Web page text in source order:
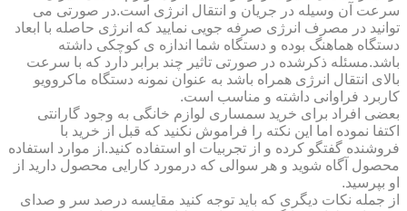
سرعت آن وسیله در جریان و انتقال انرژی است.در صورتی می
توانید در مصرف انرژی صرفه جویی نمایید که انرژی حاصله با ابعاد
دستگاه هماهنگ بوده و دستگاه شما اندازه ی کوچکی داشته
باشد.مسئله ذکرشده در صورتی تاثیر چند برابر دارد که با سرعت
بالای انتقال انرژی همراه باشد به عنوان نمونه دستگاه ماکروویو
کاربرد فراوانی داشته و مناسب است.
بعضی افراد برای خرید سمساری لوازم خانگی به وجود گارانتی
اکتفا نموده اما این نکته را فراموش نکنید که قبل از خرید با
فروشنده گفتگو کرده و از تجربیات او استفاده کنید.از موارد استفاده
محصول آگاه شوید و هر سوالی که درمورد کارایی محصول دارید از
او بپرسید.
از جمله نکات دیگری که باید توجه کنید مقایسه درصد سر و صدای